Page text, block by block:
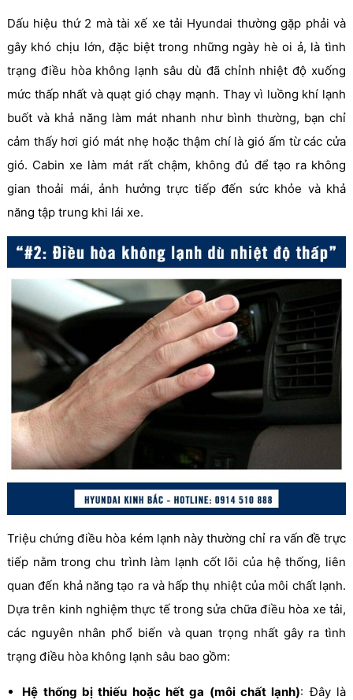
Dấu hiệu thứ 2 mà tài xế xe tải Hyundai thường gặp phải và
gây khó chịu lớn, đặc biệt trong những ngày hè oi ả, là tình
trạng điều hòa không lạnh sâu dù đã chỉnh nhiệt độ xuống
mức thấp nhất và quạt gió chạy mạnh. Thay vì luồng khí lạnh
buốt và khả năng làm mát nhanh như bình thường, bạn chỉ
cảm thấy hơi gió mát nhẹ hoặc thậm chí là gió ấm từ các cửa
gió. Cabin xe làm mát rất chậm, không đủ để tạo ra không
gian thoải mái, ảnh hưởng trực tiếp đến sức khỏe và khả
năng tập trung khi lái xe.
Triệu chứng điều hòa kém lạnh này thường chỉ ra vấn đề trực
tiếp nằm trong chu trình làm lạnh cốt lõi của hệ thống, liên
quan đến khả năng tạo ra và hấp thụ nhiệt của môi chất lạnh.
Dựa trên kinh nghiệm thực tế trong sửa chữa điều hòa xe tải,
các nguyên nhân phổ biến và quan trọng nhất gây ra tình
trạng điều hòa không lạnh sâu bao gồm:
Hệ thống bị thiếu hoặc hết ga (môi chất lạnh): Đây là